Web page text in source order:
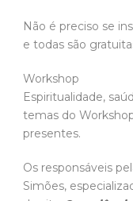
Não é preciso se
e todas são
Workshop
Espiritualidade,
temas do
presentes.
Os responsáveis
Simões,